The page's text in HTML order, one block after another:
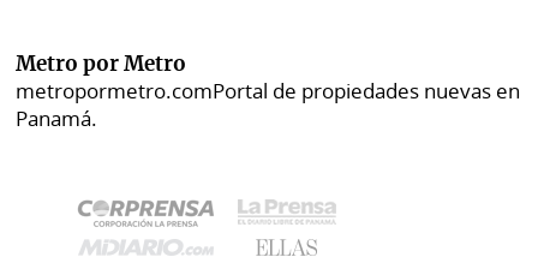
Metro por Metro
metropormetro.comPortal de propiedades nuevas en
Panamá.